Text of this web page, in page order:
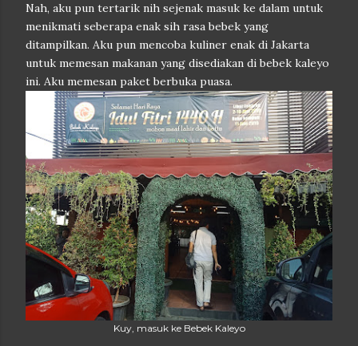
Nah, aku pun tertarik nih sejenak masuk ke dalam untuk
menikmati seberapa enak sih rasa bebek yang
ditampilkan. Aku pun mencoba kuliner enak di Jakarta
untuk memesan makanan yang disediakan di bebek kaleyo
ini. Aku memesan paket berbuka puasa.
Kuy, masuk ke Bebek Kaleyo